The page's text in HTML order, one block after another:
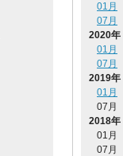
01月
07月
2020年
01月
07月
2019年
01月
07月
2018年
01月
07月